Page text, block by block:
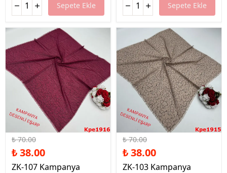
Sepete Ekle Sepete Ekle
%46 İndirim
₺ 70.00
₺ 38.00
ZK-107 Kampanya
%46 İndirim
₺ 70.00
₺ 38.00
ZK-103 Kampanya